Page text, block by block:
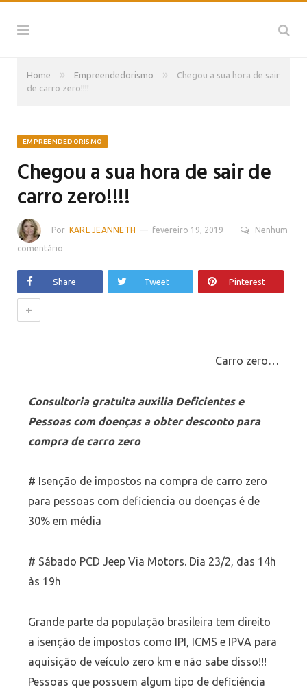
Home » Empreendedorismo »
Chegou a sua hora de sair
de carro zero!!!!
EMPREENDEDORISMO
Chegou a sua hora de sair de
carro zero!!!!
Por KARL JEANNETH fevereiro 19, 2019 Nenhum
comentário
Share Tweet Pinterest
+
Carro zero…
Consultoria gratuita auxilia Deficientes e
Pessoas com doenças a obter desconto para
compra de carro zero
# Isenção de impostos na compra de carro zero
para pessoas com deficiencia ou doenças é de
30% em média
# Sábado PCD Jeep Via Motors. Dia 23/2, das 14h
às 19h
Grande parte da população brasileira tem direito
a isenção de impostos como IPI, ICMS e IPVA para
aquisição de veículo zero km e não sabe disso!!!
Pessoas que possuem algum tipo de deficiência